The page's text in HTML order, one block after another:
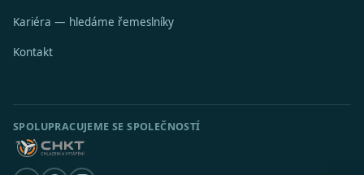
Kariéra — hledáme řemeslníky
Kontakt
SPOLUPRACUJEME SE SPOLEČNOSTÍ